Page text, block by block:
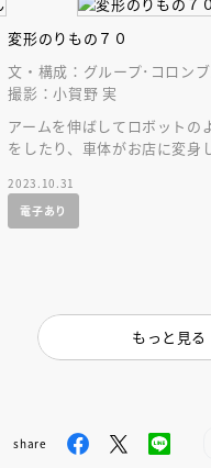
変形のりもの７０
文・構成：グループ･コロンブ
撮影：小賀野 実
アームを伸ばしてロボットの
をしたり、車体がお店に変身
躍をする車両が大集合！
2023.10.31
電子あり
もっと見る
share